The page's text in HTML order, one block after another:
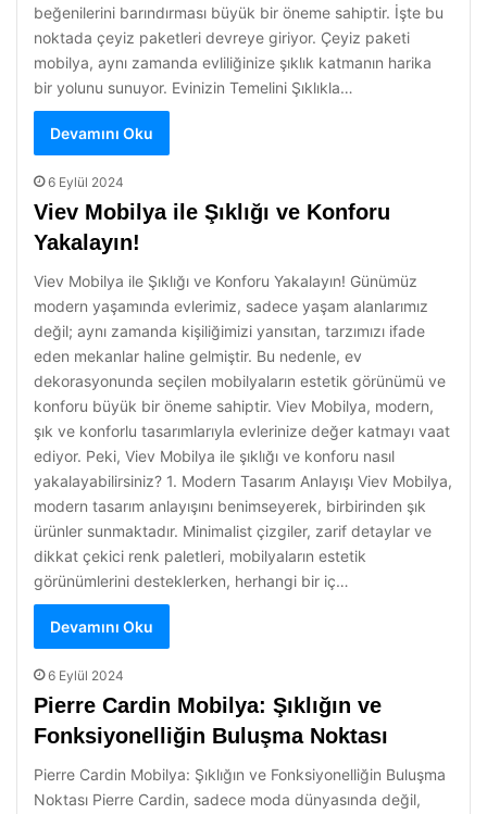
beğenilerini barındırması büyük bir öneme sahiptir. İşte bu
noktada çeyiz paketleri devreye giriyor. Çeyiz paketi
mobilya, aynı zamanda evliliğinize şıklık katmanın harika
bir yolunu sunuyor. Evinizin Temelini Şıklıkla…
Devamını Oku
6 Eylül 2024
Viev Mobilya ile Şıklığı ve Konforu
Yakalayın!
Viev Mobilya ile Şıklığı ve Konforu Yakalayın! Günümüz
modern yaşamında evlerimiz, sadece yaşam alanlarımız
değil; aynı zamanda kişiliğimizi yansıtan, tarzımızı ifade
eden mekanlar haline gelmiştir. Bu nedenle, ev
dekorasyonunda seçilen mobilyaların estetik görünümü ve
konforu büyük bir öneme sahiptir. Viev Mobilya, modern,
şık ve konforlu tasarımlarıyla evlerinize değer katmayı vaat
ediyor. Peki, Viev Mobilya ile şıklığı ve konforu nasıl
yakalayabilirsiniz? 1. Modern Tasarım Anlayışı Viev Mobilya,
modern tasarım anlayışını benimseyerek, birbirinden şık
ürünler sunmaktadır. Minimalist çizgiler, zarif detaylar ve
dikkat çekici renk paletleri, mobilyaların estetik
görünümlerini desteklerken, herhangi bir iç…
Devamını Oku
6 Eylül 2024
Pierre Cardin Mobilya: Şıklığın ve
Fonksiyonelliğin Buluşma Noktası
Pierre Cardin Mobilya: Şıklığın ve Fonksiyonelliğin Buluşma
Noktası Pierre Cardin, sadece moda dünyasında değil,